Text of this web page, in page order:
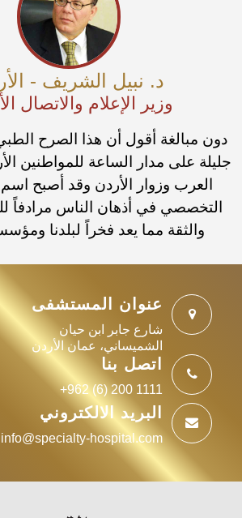
د. نبيل الشريف -
وزير الإعلام والاتصال
دون مبالغة أقول أن هذا الصرح
جليلة على مدار الساعة للمواطنين
العرب وزوار الأردن وقد أصبح
التخصصي في أذهان الناس مرادفاً
والثقة مما يعد فخراً لبلدنا
عنوان المستشفى
شارع جابر ابن حيان
الشميساني، عمان الأردن
اتصل بنا
+962 (6) 200 1111
البريد الالكتروني
info@specialty-hospital.com